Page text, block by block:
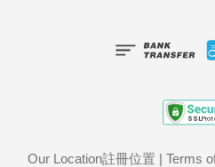
Our Location註冊位置 | Terms